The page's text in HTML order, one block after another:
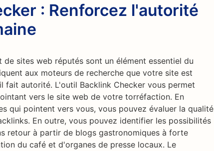
: Renforcez l'autorité
de sites web réputés sont un élément essentiel du
aux moteurs de recherche que votre site est
fait autorité. L'outil Backlink Checker vous permet
vers le site web de votre torréfaction. En
qui pointent vers vous, vous pouvez évaluer la qualité
En outre, vous pouvez identifier les possibilités
retour à partir de blogs gastronomiques à forte
du café et d'organes de presse locaux. Le